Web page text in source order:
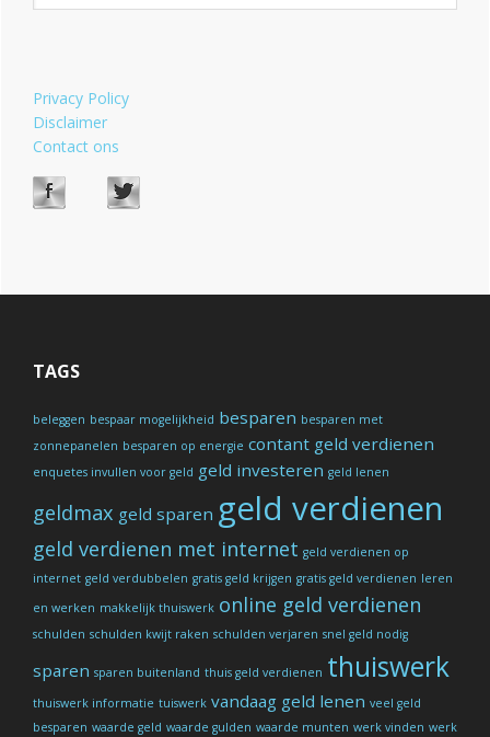
Privacy Policy
Disclaimer
Contact ons
TAGS
beleggen bespaar mogelijkheid besparen besparen met
zonnepanelen besparen op energie contant geld verdienen
enquetes invullen voor geld geld investeren geld lenen
geldmax geld sparen geld verdienen
geld verdienen met internet geld verdienen op
internet geld verdubbelen gratis geld krijgen gratis geld verdienen leren
en werken makkelijk thuiswerk online geld verdienen
schulden schulden kwijt raken schulden verjaren snel geld nodig
sparen sparen buitenland thuis geld verdienen thuiswerk
thuiswerk informatie tuiswerk vandaag geld lenen veel geld
besparen waarde geld waarde gulden waarde munten werk vinden werk